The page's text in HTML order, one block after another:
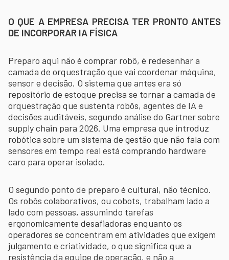
O QUE A EMPRESA PRECISA TER PRONTO ANTES
DE INCORPORAR IA FÍSICA
Preparo aqui não é comprar robô, é redesenhar a
camada de orquestração que vai coordenar máquina,
sensor e decisão. O sistema que antes era só
repositório de estoque precisa se tornar a camada de
orquestração que sustenta robôs, agentes de IA e
decisões auditáveis, segundo análise do Gartner sobre
supply chain para 2026. Uma empresa que introduz
robótica sobre um sistema de gestão que não fala com
sensores em tempo real está comprando hardware
caro para operar isolado.
O segundo ponto de preparo é cultural, não técnico.
Os robôs colaborativos, ou cobots, trabalham lado a
lado com pessoas, assumindo tarefas
ergonomicamente desafiadoras enquanto os
operadores se concentram em atividades que exigem
julgamento e criatividade, o que significa que a
resistência da equipe de operação, e não a